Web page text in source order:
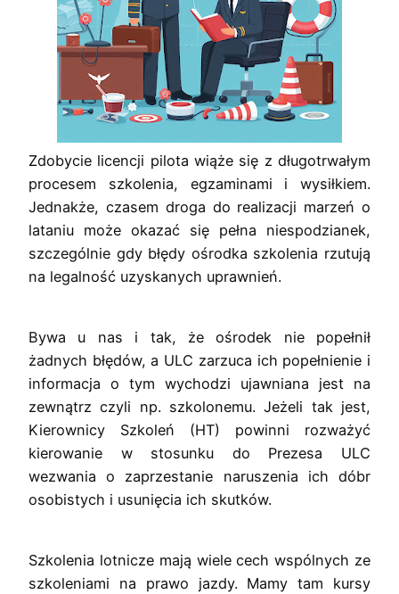
Zdobycie licencji pilota wiąże się z długotrwałym
procesem szkolenia, egzaminami i wysiłkiem.
Jednakże, czasem droga do realizacji marzeń o
lataniu może okazać się pełna niespodzianek,
szczególnie gdy błędy ośrodka szkolenia rzutują
na legalność uzyskanych uprawnień.
Bywa u nas i tak, że ośrodek nie popełnił
żadnych błędów, a ULC zarzuca ich popełnienie i
informacja o tym wychodzi ujawniana jest na
zewnątrz czyli np. szkolonemu. Jeżeli tak jest,
Kierownicy Szkoleń (HT) powinni rozważyć
wezwania o zaprzestanie naruszenia ich dóbr
osobistych i usunięcia ich skutków.
Szkolenia lotnicze mają wiele cech wspólnych ze
szkoleniami na prawo jazdy. Mamy tam kursy